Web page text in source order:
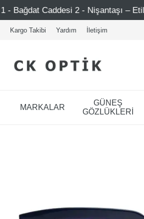
2 - Nişantaşı – Etiler – Ataşehir
Kargo Takibi Yardım İletişim
MARKALAR
GÜNEŞ
GÖZLÜKLERİ